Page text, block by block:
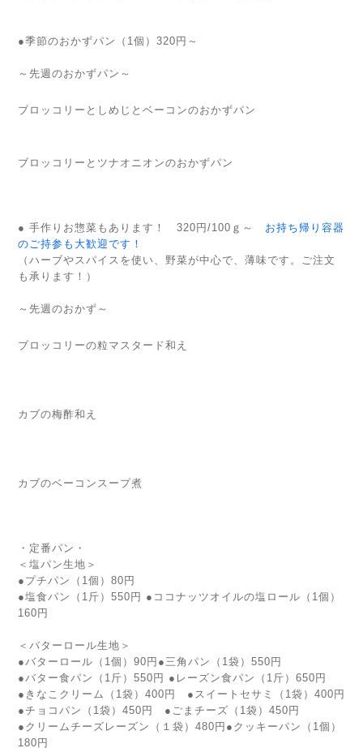
●季節のおかずパン（1個）320円～
～先週のおかずパン～
ブロッコリーとしめじとベーコンのおかずパン
ブロッコリーとツナオニオンのおかずパン
● 手作りお惣菜もあります！ 320円/100ｇ～ お持ち帰り容器
のご持参も大歓迎です！
（ハーブやスパイスを使い、野菜が中心で、薄味です。ご注文
も承ります！）
～先週のおかず～
ブロッコリーの粒マスタード和え
カブの梅酢和え
カブのベーコンスープ煮
・定番パン・
＜塩パン生地＞
●プチパン（1個）80円
●塩食パン（1斤）550円 ●ココナッツオイルの塩ロール（1個）
160円
＜バターロール生地＞
●バターロール（1個）90円●三角パン（1袋）550円
●バター食パン（1斤）550円 ●レーズン食パン（1斤）650円
●きなこクリーム（1袋）400円 ●スイートセサミ（1袋）400円
●チョコパン（1袋）450円 ●ごまチーズ（1袋）450円
●クリームチーズレーズン（１袋）480円●クッキーパン（1個）
180円